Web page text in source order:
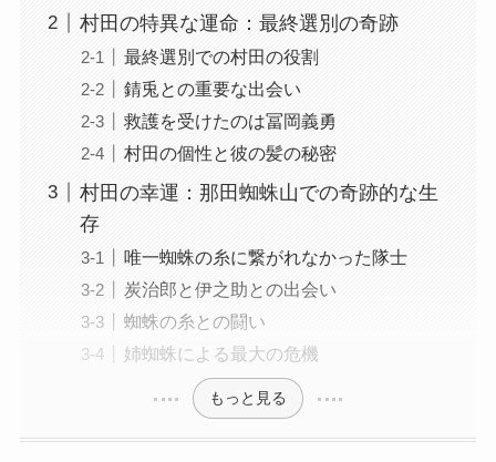
村田の特異な運命：最終選別の奇跡
最終選別での村田の役割
錆兎との重要な出会い
救護を受けたのは冨岡義勇
村田の個性と彼の髪の秘密
村田の幸運：那田蜘蛛山での奇跡的な生
存
唯一蜘蛛の糸に繋がれなかった隊士
炭治郎と伊之助との出会い
蜘蛛の糸との闘い
姉蜘蛛による最大の危機
もっと見る